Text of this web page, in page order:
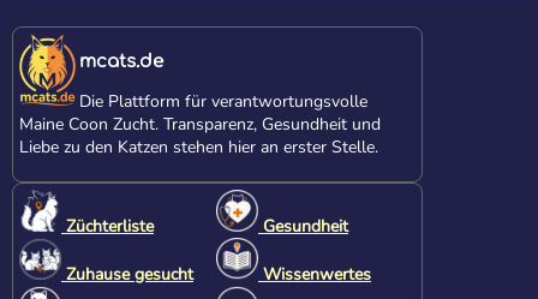
mcats.de
Die Plattform für verantwortungsvolle
Maine Coon Zucht. Transparenz, Gesundheit und
Liebe zu den Katzen stehen hier an erster Stelle.
Züchterliste
Zuhause gesucht
Gesundheit
Wissenwertes